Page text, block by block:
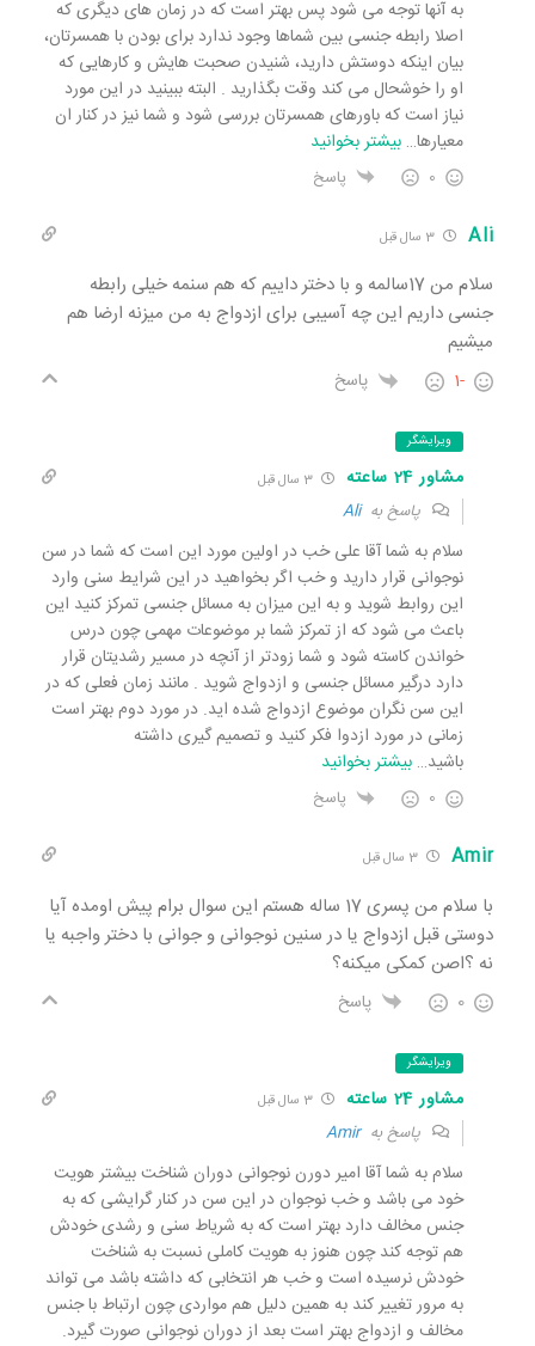
به آنها توجه می شود پس بهتر است که در زمان های دیگری که
اصلا رابطه جنسی بین شماها وجود ندارد برای بودن با همسرتان،
بیان اینکه دوستش دارید، شنیدن صحبت هایش و کارهایی که
او را خوشحال می کند وقت بگذارید . البته ببینید در این مورد
نیاز است که باورهای همسرتان بررسی شود و شما نیز در کنار ان
معیارها… بیشتر بخوانید
0 پاسخ
Ali
سلام من 17سالمه و با دختر داییم که هم سنمه خیلی رابطه
جنسی داریم این چه آسیبی برای ازدواج به من میزنه ارضا هم
میشیم
-1 پاسخ
ویرایشگر
مشاور 24 ساعته 3 سال قبل
پاسخ بهAli
سلام به شما آقا علی خب در اولین مورد این است که شما در سن
نوجوانی قرار دارید و خب اگر بخواهید در این شرایط سنی وارد
این روابط شوید و به این میزان به مسائل جنسی تمرکز کنید این
باعث می شود که از تمرکز شما بر موضوعات مهمی چون درس
خواندن کاسته شود و شما زودتر از آنچه در مسیر رشدیتان قرار
دارد درگیر مسائل جنسی و ازدواج شوید . مانند زمان فعلی که در
این سن نگران موضوع ازدواج شده اید. در مورد دوم بهتر است
زمانی در مورد ازدوا فکر کنید و تصمیم گیری داشته
باشید… بیشتر بخوانید
0 پاسخ
Amir 3 سال قبل
با سلام من پسری 17 ساله هستم این سوال برام پیش اومده آیا
دوستی قبل ازدواج یا در سنین نوجوانی و جوانی با دختر واجبه یا
نه ؟اصن کمکی میکنه؟
0 پاسخ
ویرایشگر
مشاور 24 ساعته 3 سال قبل
پاسخ بهAmir
سلام به شما آقا امیر دورن نوجوانی دوران شناخت بیشتر هویت
خود می باشد و خب نوجوان در این سن در کنار گرایشی که به
جنس مخالف دارد بهتر است که به شریاط سنی و رشدی خودش
هم توجه کند چون هنوز به هویت کاملی نسبت به شناخت
خودش نرسیده است و خب هر انتخابی که داشته باشد می تواند
به مرور تغییر کند به همین دلیل هم مواردی چون ارتباط با جنس
مخالف و ازدواج بهتر است بعد از دوران نوجوانی صورت گیرد.